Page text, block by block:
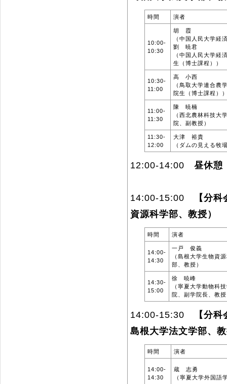
時間 演者
10:00-
10:30
胡 霞
（中国人民大学経
劉 暁君
（中国人民大学経
生（博士課程））
10:30-
11:00
高 小西
（鳥取大学連合農
院生（博士課程）
11:00-
11:30
陳 暁楠
（西北農林科技大
院、副教授）
11:30-
12:00
大津 裕貴
（ダムの見える牧
12:00-14:00 昼休憩
14:00-15:00
【分
資源科学部、教授）
時間 演者
14:00-
14:30
一戸 俊義
（島根大学生物資
部、教授）
14:30-
15:00
徐 暁峰
（寧夏大学動物科
院、副学院長、教
14:00-15:30
【分
島根大学法文学部、
時間 演者
14:00-
14:30
蔵 志勇
（寧夏大学外国語